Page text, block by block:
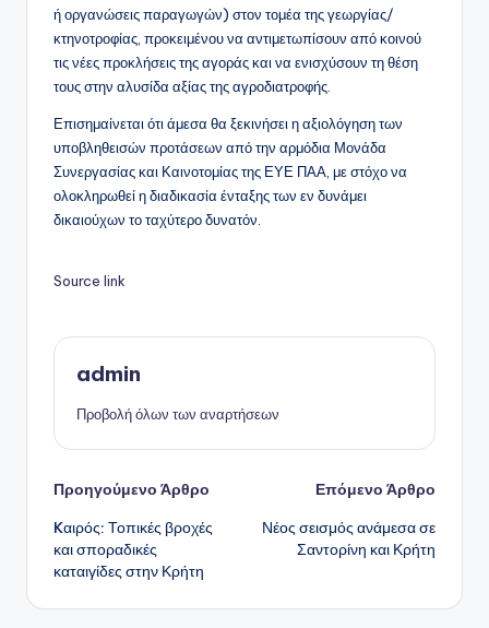
ή οργανώσεις παραγωγών) στον τομέα της γεωργίας/
κτηνοτροφίας, προκειμένου να αντιμετωπίσουν από κοινού
τις νέες προκλήσεις της αγοράς και να ενισχύσουν τη θέση
τους στην αλυσίδα αξίας της αγροδιατροφής.
Επισημαίνεται ότι άμεσα θα ξεκινήσει η αξιολόγηση των
υποβληθεισών προτάσεων από την αρμόδια Μονάδα
Συνεργασίας και Καινοτομίας της ΕΥΕ ΠΑΑ, με στόχο να
ολοκληρωθεί η διαδικασία ένταξης των εν δυνάμει
δικαιούχων το ταχύτερο δυνατόν.
Source link
admin
Προβολή όλων των αναρτήσεων
Πλοήγηση
δημοσιεύσεων
Προηγούμενο Άρθρο
Kαιρός: Τοπικές βροχές
και σποραδικές
καταιγίδες στην Κρήτη
Επόμενο Άρθρο
Νέος σεισμός ανάμεσα σε
Σαντορίνη και Κρήτη